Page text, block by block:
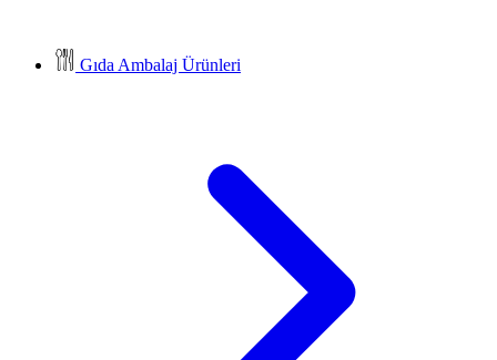
Gıda Ambalaj Ürünleri